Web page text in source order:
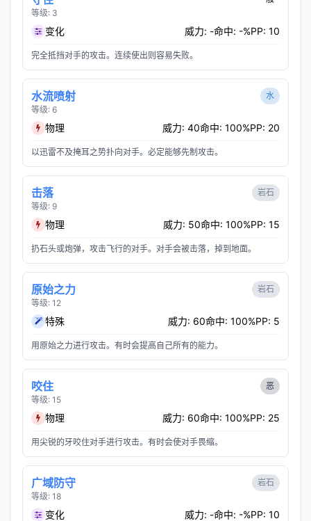
等级: 3
变化 威力: -命中: -%PP: 10
完全抵挡对手的攻击。连续使出则容易失败。
水流喷射
等级: 6
水
物理 威力: 40命中: 100%PP: 20
以迅雷不及掩耳之势扑向对手。必定能够先制攻击。
击落
等级: 9
岩石
物理 威力: 50命中: 100%PP: 15
扔石头或炮弹，攻击飞行的对手。对手会被击落，掉到地面。
原始之力
等级: 12
岩石
特殊 威力: 60命中: 100%PP: 5
用原始之力进行攻击。有时会提高自己所有的能力。
咬住
等级: 15
恶
物理 威力: 60命中: 100%PP: 25
用尖锐的牙咬住对手进行攻击。有时会使对手畏缩。
广域防守
等级: 18
岩石
变化 威力: -命中: -%PP: 10